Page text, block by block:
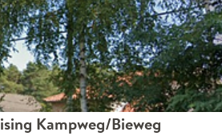
Kampweg/Bieweg